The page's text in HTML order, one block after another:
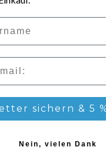
sichern & 5
Nein, vielen Dank